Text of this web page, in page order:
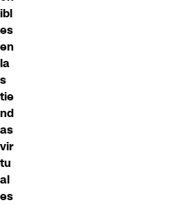
ibl
es
en
la
s
tie
nd
as
vir
tu
al
es